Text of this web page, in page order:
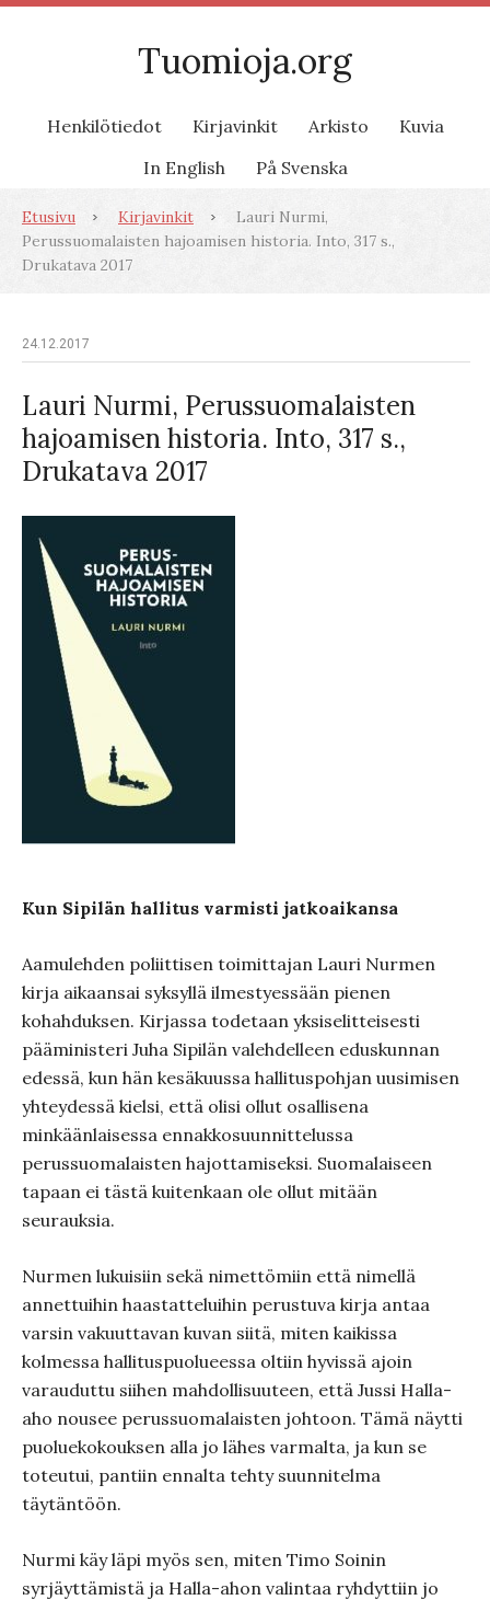
Tuomioja.org
Henkilötiedot Kirjavinkit Arkisto
Kuvia
In English
På Svenska
Etusivu Kirjavinkit
Lauri Nurmi,
Perussuomalaisten hajoamisen historia. Into, 317 s.,
Drukatava 2017
24.12.2017
Lauri Nurmi, Perussuomalaisten
hajoamisen historia. Into, 317 s.,
Drukatava 2017
Kun Sipilän hallitus varmisti jatkoaikansa
Aamulehden poliittisen toimittajan Lauri Nurmen
kirja aikaansai syksyllä ilmestyessään pienen
kohahduksen. Kirjassa todetaan yksiselitteisesti
pääministeri Juha Sipilän valehdelleen eduskunnan
edessä, kun hän kesäkuussa hallituspohjan uusimisen
yhteydessä kielsi, että olisi ollut osallisena
minkäänlaisessa ennakkosuunnittelussa
perussuomalaisten hajottamiseksi. Suomalaiseen
tapaan ei tästä kuitenkaan ole ollut mitään
seurauksia.
Nurmen lukuisiin sekä nimettömiin että nimellä
annettuihin haastatteluihin perustuva kirja antaa
varsin vakuuttavan kuvan siitä, miten kaikissa
kolmessa hallituspuolueessa oltiin hyvissä ajoin
varauduttu siihen mahdollisuuteen, että Jussi Halla-
aho nousee perussuomalaisten johtoon. Tämä näytti
puoluekokouksen alla jo lähes varmalta, ja kun se
toteutui, pantiin ennalta tehty suunnitelma
täytäntöön.
Nurmi käy läpi myös sen, miten Timo Soinin
syrjäyttämistä ja Halla-ahon valintaa ryhdyttiin jo